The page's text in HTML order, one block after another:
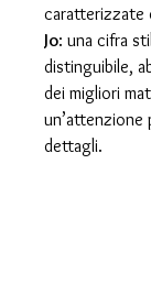
caratterizzate
Jo: una cifra
distinguibile,
dei migliori
un’attenzione
dettagli.